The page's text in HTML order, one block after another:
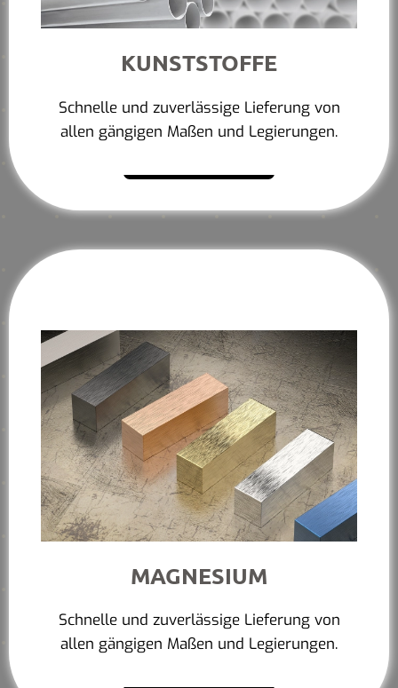
KUNSTSTOFFE
Schnelle und zuverlässige Lieferung von
allen gängigen Maßen und Legierungen.
MAGNESIUM
Schnelle und zuverlässige Lieferung von
allen gängigen Maßen und Legierungen.